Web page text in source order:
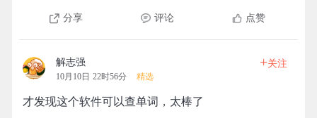
分享 评论 点赞
解志强
10月10日 22时56分 精选
+关注
才发现这个软件可以查单词，太棒了